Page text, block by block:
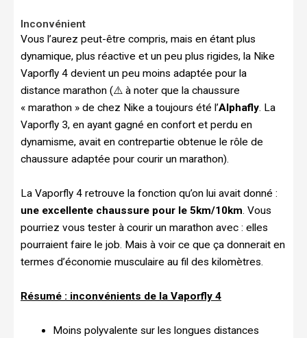
Inconvénient
Vous l’aurez peut-être compris, mais en étant plus
dynamique, plus réactive et un peu plus rigides, la Nike
Vaporfly 4 devient un peu moins adaptée pour la
distance marathon (⚠️ à noter que la chaussure
« marathon » de chez Nike a toujours été l’Alphafly. La
Vaporfly 3, en ayant gagné en confort et perdu en
dynamisme, avait en contrepartie obtenue le rôle de
chaussure adaptée pour courir un marathon).
La Vaporfly 4 retrouve la fonction qu’on lui avait donné :
une excellente chaussure pour le 5km/10km. Vous
pourriez vous tester à courir un marathon avec : elles
pourraient faire le job. Mais à voir ce que ça donnerait en
termes d’économie musculaire au fil des kilomètres.
Résumé : inconvénients de la Vaporfly 4
Moins polyvalente sur les longues distances